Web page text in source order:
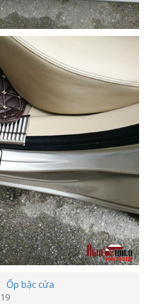
Ốp bậc cửa